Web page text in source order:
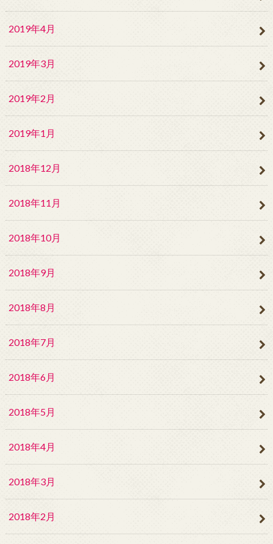
2019年4月
2019年3月
2019年2月
2019年1月
2018年12月
2018年11月
2018年10月
2018年9月
2018年8月
2018年7月
2018年6月
2018年5月
2018年4月
2018年3月
2018年2月